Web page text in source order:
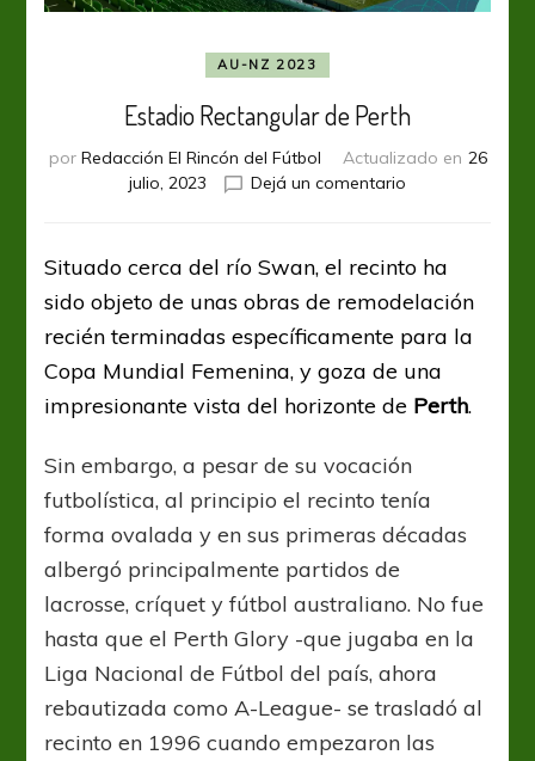
AU-NZ 2023
Estadio Rectangular de Perth
por Redacción El Rincón del Fútbol Actualizado en 26
julio, 2023
Dejá un comentario
de
Perth
Situado cerca del río Swan, el recinto ha
sido objeto de unas obras de remodelación
recién terminadas específicamente para la
Copa Mundial Femenina, y goza de una
impresionante vista del horizonte de Perth.
Sin embargo, a pesar de su vocación
futbolística, al principio el recinto tenía
forma ovalada y en sus primeras décadas
albergó principalmente partidos de
lacrosse, críquet y fútbol australiano. No fue
hasta que el Perth Glory -que jugaba en la
Liga Nacional de Fútbol del país, ahora
rebautizada como A-League- se trasladó al
recinto en 1996 cuando empezaron las